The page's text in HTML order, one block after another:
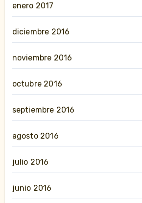
enero 2017
diciembre 2016
noviembre 2016
octubre 2016
septiembre 2016
agosto 2016
julio 2016
junio 2016